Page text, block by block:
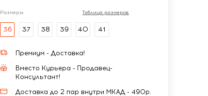
Размеры: Таблица размеров
36 37 38 39 40 41
Премиум - Доставка!
Вместо Курьера - Продавец-
Консультант!
Доставка до 2 пар внутри МКАД - 490р.